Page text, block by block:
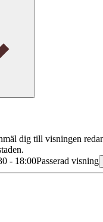
dig till visningen
- 18:00Passerad visning